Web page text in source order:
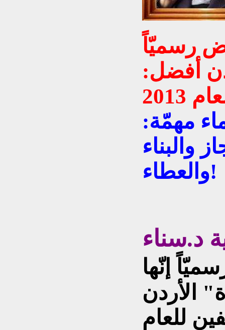
رسميّاً
أفضل:
:الجائزة قد استثنت أسماء مهمّة
والبناء
والعطاء!
د.سناء
إنّها
الأردن
للعام